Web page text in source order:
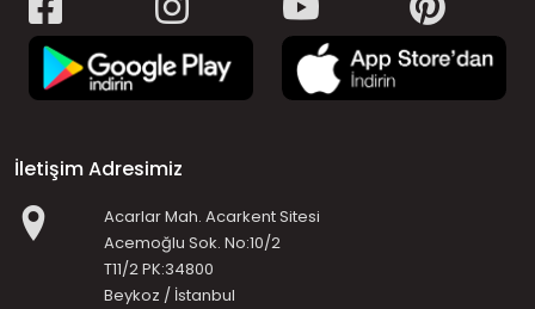
İletişim Adresimiz
Acarlar Mah. Acarkent Sitesi
Acemoğlu Sok. No:10/2
T11/2 PK:34800
Beykoz / İstanbul